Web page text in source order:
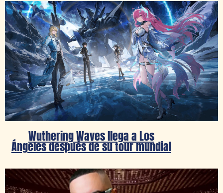
Wuthering Waves llega a Los
Ángeles después de su tour mundial